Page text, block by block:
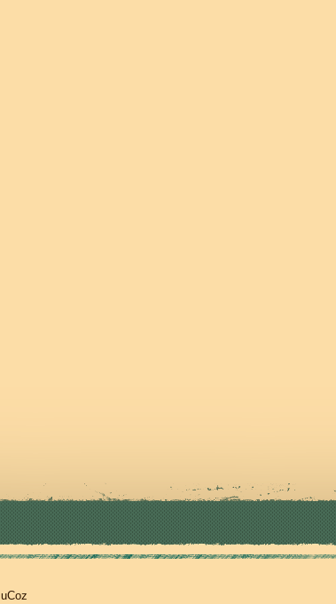
uCoz